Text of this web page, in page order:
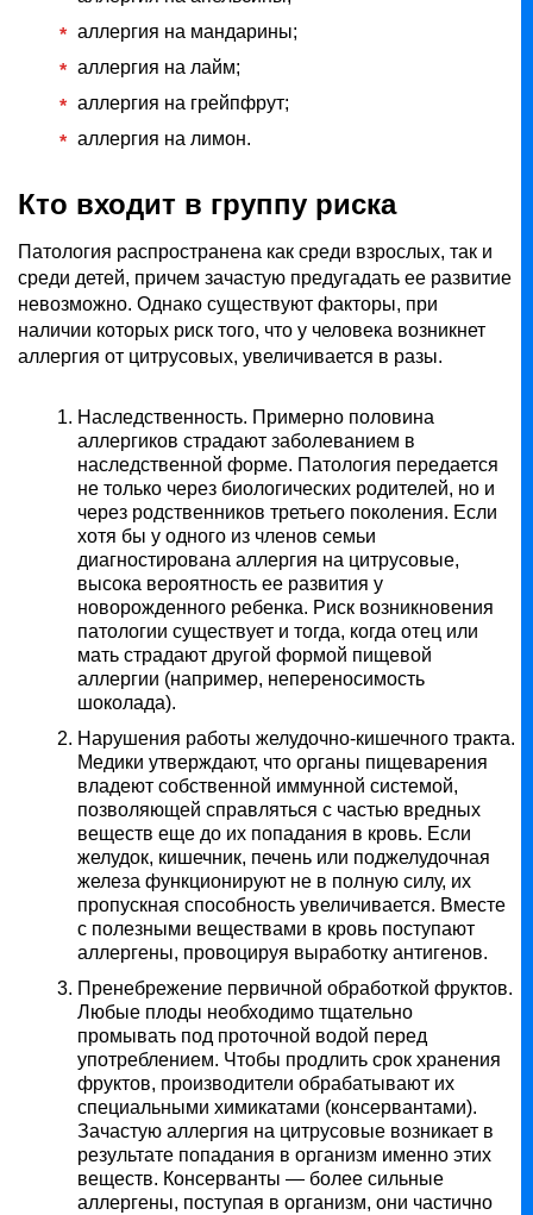
аллергия на мандарины;
аллергия на лайм;
аллергия на грейпфрут;
аллергия на лимон.
Кто входит в группу риска
Патология распространена как среди взрослых, так и
среди детей, причем зачастую предугадать ее развитие
невозможно. Однако существуют факторы, при
наличии которых риск того, что у человека возникнет
аллергия от цитрусовых, увеличивается в разы.
Наследственность. Примерно половина
аллергиков страдают заболеванием в
наследственной форме. Патология передается
не только через биологических родителей, но и
через родственников третьего поколения. Если
хотя бы у одного из членов семьи
диагностирована аллергия на цитрусовые,
высока вероятность ее развития у
новорожденного ребенка. Риск возникновения
патологии существует и тогда, когда отец или
мать страдают другой формой пищевой
аллергии (например, непереносимость
шоколада).
Нарушения работы желудочно-кишечного тракта.
Медики утверждают, что органы пищеварения
владеют собственной иммунной системой,
позволяющей справляться с частью вредных
веществ еще до их попадания в кровь. Если
желудок, кишечник, печень или поджелудочная
железа функционируют не в полную силу, их
пропускная способность увеличивается. Вместе
с полезными веществами в кровь поступают
аллергены, провоцируя выработку антигенов.
Пренебрежение первичной обработкой фруктов.
Любые плоды необходимо тщательно
промывать под проточной водой перед
употреблением. Чтобы продлить срок хранения
фруктов, производители обрабатывают их
специальными химикатами (консервантами).
Зачастую аллергия на цитрусовые возникает в
результате попадания в организм именно этих
веществ. Консерванты — более сильные
аллергены, поступая в организм, они частично